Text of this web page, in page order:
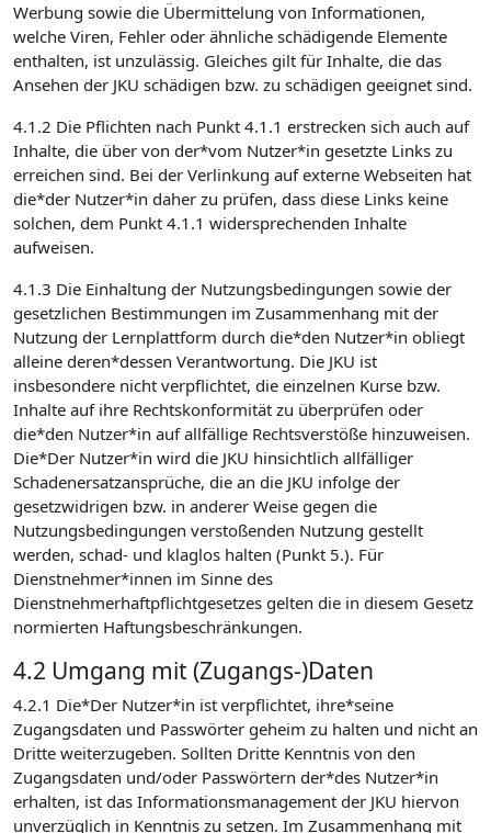
Werbung sowie die Übermittelung von Informationen,
welche Viren, Fehler oder ähnliche schädigende Elemente
enthalten, ist unzulässig. Gleiches gilt für Inhalte, die das
Ansehen der JKU schädigen bzw. zu schädigen geeignet sind.
4.1.2 Die Pflichten nach Punkt 4.1.1 erstrecken sich auch auf
Inhalte, die über von der*vom Nutzer*in gesetzte Links zu
erreichen sind. Bei der Verlinkung auf externe Webseiten hat
die*der Nutzer*in daher zu prüfen, dass diese Links keine
solchen, dem Punkt 4.1.1 widersprechenden Inhalte
aufweisen.
4.1.3 Die Einhaltung der Nutzungsbedingungen sowie der
gesetzlichen Bestimmungen im Zusammenhang mit der
Nutzung der Lernplattform durch die*den Nutzer*in obliegt
alleine deren*dessen Verantwortung. Die JKU ist
insbesondere nicht verpflichtet, die einzelnen Kurse bzw.
Inhalte auf ihre Rechtskonformität zu überprüfen oder
die*den Nutzer*in auf allfällige Rechtsverstöße hinzuweisen.
Die*Der Nutzer*in wird die JKU hinsichtlich allfälliger
Schadenersatzansprüche, die an die JKU infolge der
gesetzwidrigen bzw. in anderer Weise gegen die
Nutzungsbedingungen verstoßenden Nutzung gestellt
werden, schad- und klaglos halten (Punkt 5.). Für
Dienstnehmer*innen im Sinne des
Dienstnehmerhaftpflichtgesetzes gelten die in diesem Gesetz
normierten Haftungsbeschränkungen.
4.2 Umgang mit (Zugangs-)Daten
4.2.1 Die*Der Nutzer*in ist verpflichtet, ihre*seine
Zugangsdaten und Passwörter geheim zu halten und nicht an
Dritte weiterzugeben. Sollten Dritte Kenntnis von den
Zugangsdaten und/oder Passwörtern der*des Nutzer*in
erhalten, ist das Informationsmanagement der JKU hiervon
unverzüglich in Kenntnis zu setzen. Im Zusammenhang mit